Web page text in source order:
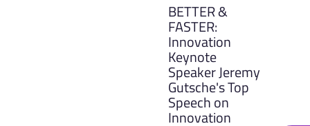
BETTER &
FASTER:
Innovation
Keynote
Speaker Jeremy
Gutsche's Top
Speech on
Innovation